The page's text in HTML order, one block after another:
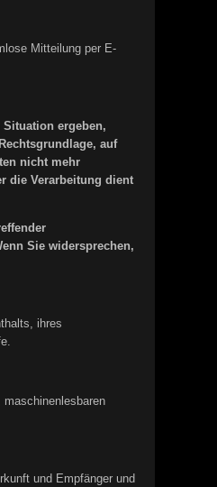
Mitteilung per E-
ergeben,
auf
nicht mehr
die Verarbeitung dient
Sie widersprechen,
ihres
und Empfänger und